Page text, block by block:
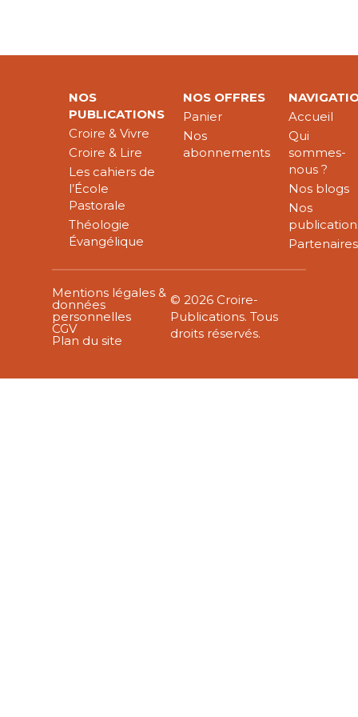
NOS
PUBLICATIONS
Croire & Vivre
Croire & Lire
Les cahiers de
l’École
Pastorale
Théologie
Évangélique
NOS OFFRES
Panier
Nos
abonnements
Accueil
Qui
sommes-
nous ?
Nos blogs
Nos
Partenaires
Mentions légales &
données
personnelles
CGV
Plan du site
© 2026 Croire-
Publications. Tous
droits réservés.